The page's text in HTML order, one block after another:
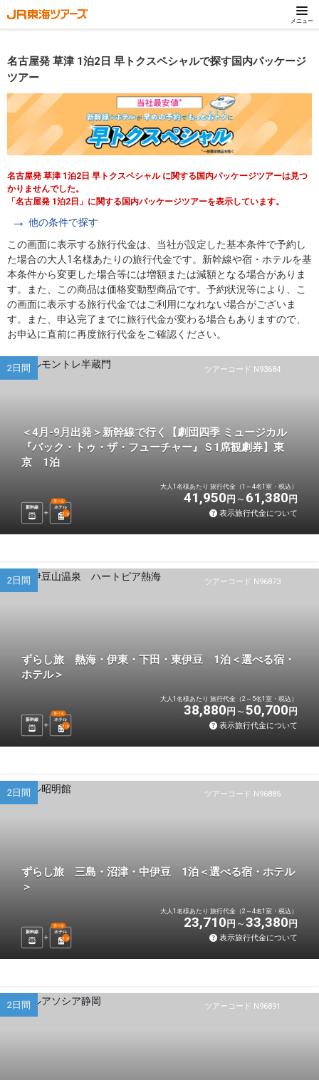
メニュー
名古屋発 草津 1泊2日 早トクスペシャルで探す国内パッケージ
ツアー
名古屋発 草津 1泊2日 早トクスペシャル に関する国内パッケージツアーは見つ
かりませんでした。
「名古屋発 1泊2日」に関する国内パッケージツアーを表示しています。
他の条件で探す
この画面に表示する旅行代金は、当社が設定した基本条件で予約し
た場合の大人1名様あたりの旅行代金です。新幹線や宿・ホテルを基
本条件から変更した場合等には増額または減額となる場合がありま
す。また、この商品は価格変動型商品です。予約状況等により、こ
の画面に表示する旅行代金ではご利用になれない場合がございま
す。また、申込完了までに旅行代金が変わる場合もありますので、
お申込に直前に再度旅行代金をご確認ください。
ツアーコード N93684
2日間
＜4月-9月出発＞新幹線で行く【劇団四季 ミュージカル
『バック・トゥ・ザ・フューチャー』Ｓ1席観劇券】東
京 1泊
新幹線 ホテル
選べる
1 泊
大人1名様あたり 旅行代金（1～4名1室・税込）
41,950 円 61,380 円
表示旅行代金について
ツアーコード N96873
2日間
ずらし旅 熱海・伊東・下田・東伊豆 1泊＜選べる宿・
ホテル＞
新幹線 ホテル
選べる
1 泊
大人1名様あたり 旅行代金（2～5名1室・税込）
38,880 円 50,700 円
表示旅行代金について
ツアーコード N96885
2日間
ずらし旅 三島・沼津・中伊豆 1泊＜選べる宿・ホテル
＞
新幹線 ホテル
選べる
1 泊
大人1名様あたり 旅行代金（2～4名1室・税込）
23,710 円 33,380 円
表示旅行代金について
ツアーコード N96891
2日間